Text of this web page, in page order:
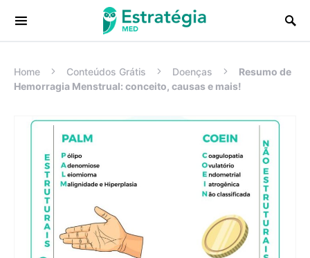
Procurar:
Home Conteúdos Grátis Doenças
Resumo de
Hemorragia Menstrual: conceito, causas e mais!